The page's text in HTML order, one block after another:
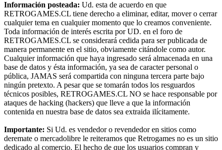
Información posteada: Ud. esta de acuerdo en que
RETROGAMES.CL tiene derecho a eliminar, editar, mover o cerrar
cualquier tema en cualquier momento que lo creamos conveniente.
Toda información de interés escrita por UD. en el foro de
RETROGAMES.CL se considerará cedida para ser publicada de
manera permanente en el sitio, obviamente citándole como autor.
Cualquier información que haya ingresado será almacenada en una
base de datos y ésta información, ya sea de caracter personal o
pública, JAMAS será compartida con ninguna tercera parte bajo
ningún pretexto. A pesar que se tomarán todos los resguardos
técnicos posibles, RETROGAMES.CL NO se hace responsable por
ataques de hacking (hackers) que lleve a que la información
contenida en nuestra base de datos sea extraida ilícitamente.
Importante: Si Ud. es vendedor o revendedor en sitios como
deremate o mercadolibre le reiteramos que Retrogames no es un sitio
dedicado al comercio. El hecho de que los usuarios compran y